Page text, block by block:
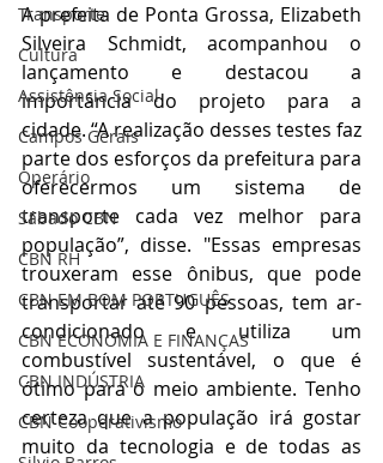
Transporte
Cultura
Assistência Social
Campos Gerais
Operário
Sábado CBN
CBN RH
CBN EM BOM PORTUGUÊS
CBN ECONOMIA E FINANÇAS
CBN INDÚSTRIA
CBN Cooperativismo
A prefeita de Ponta Grossa, Elizabeth
Silveira Schmidt, acompanhou o
lançamento e destacou a
importância do projeto para a
cidade. “A realização desses testes faz
parte dos esforços da prefeitura para
oferecermos um sistema de
transporte cada vez melhor para
população”, disse. "Essas empresas
trouxeram esse ônibus, que pode
transportar até 90 pessoas, tem ar-
condicionado e utiliza um
combustível sustentável, o que é
ótimo para o meio ambiente. Tenho
certeza que a população irá gostar
muito da tecnologia e de todas as